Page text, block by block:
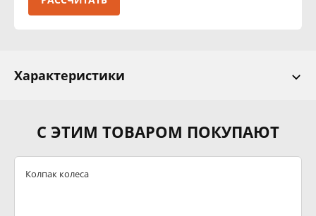
Характеристики
С ЭТИМ ТОВАРОМ ПОКУПАЮТ
Колпак колеса